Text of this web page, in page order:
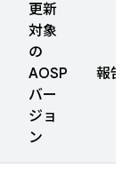
更新
対象
の
AOSP
バー
ジョ
ン
報告